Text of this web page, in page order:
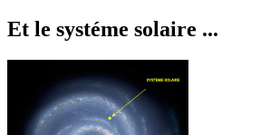
Et le systéme solaire ...